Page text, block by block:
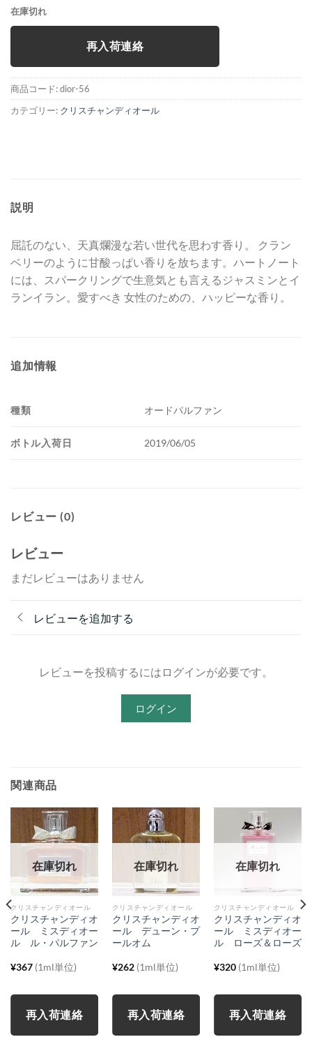
在庫切れ
再入荷連絡
商品コード:dior-56
カテゴリー: クリスチャンディオール
説明
屈託のない、天真爛漫な若い世代を思わす香り。 クラン
ベリーのように甘酸っぱい香りを放ちます。ハートノート
には、スパークリングで生意気とも言えるジャスミンとイ
ランイラン。愛すべき 女性のための、ハッピーな香り。
追加情報
種類 オードパルファン
ボトル入荷日 2019/06/05
レビュー (0)
レビュー
まだレビューはありません
レビューを追加する
レビューを投稿するにはログインが必要です。
ログイン
関連商品
在庫切れ
クリスチャンディオール
クリスチャンディオ
ール ミスディオー
ル ル・パルファン
¥367 (1ml単位)
再入荷連絡
在庫切れ
クリスチャンディオール
クリスチャンディオ
ール デューン・プ
ールオム
¥262 (1ml単位)
再入荷連絡
在庫切れ
クリスチャンディオール
クリスチャンディオ
ール ミスディオー
ル ローズ＆ローズ
¥320 (1ml単位)
再入荷連絡